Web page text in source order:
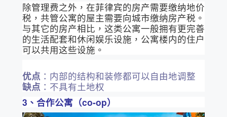
除管理费之外，在菲律宾的房产需要缴纳地价
税，共管公寓的屋主需要向城市缴纳房产税。
与其它的房产相比，这类公寓一般拥有更完善
的生活配套和休闲娱乐设施，公寓楼内的住户
可以共用这些设施。
优点 ：内部的结构和装修都可以自由地调整
缺点 ：不具有土地权
3、合作公寓（co-op）